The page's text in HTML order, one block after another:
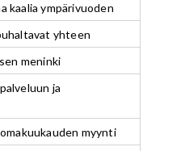
kaalia ympärivuoden
yhteen
meninki
ja
myynti